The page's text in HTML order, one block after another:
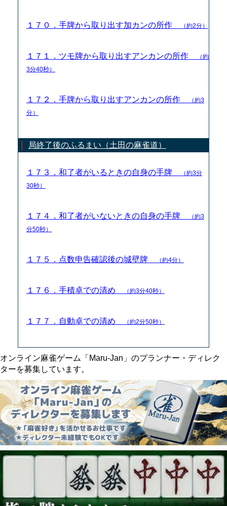
１７０．手牌から取り出す加カンの所作 （約2分）
１７１．ツモ牌から取り出すアンカンの所作
（約
3分40秒）
１７２．手牌から取り出すアンカンの所作
（約3
分）
局終了後のふるまい（土田の麻雀道）
１７３．和了者がいるときの自身の手牌
（約3分
30秒）
１７４．和了者がいないときの自身の手牌
（約3
分50秒）
１７５．点数申告確認後の城壁牌 （約4分）
１７６．手積卓での清め （約3分40秒）
１７７．自動卓での清め （約2分50秒）
オンライン麻雀ゲーム「Maru-Jan」のプランナー・ディレク
ターを募集しています。